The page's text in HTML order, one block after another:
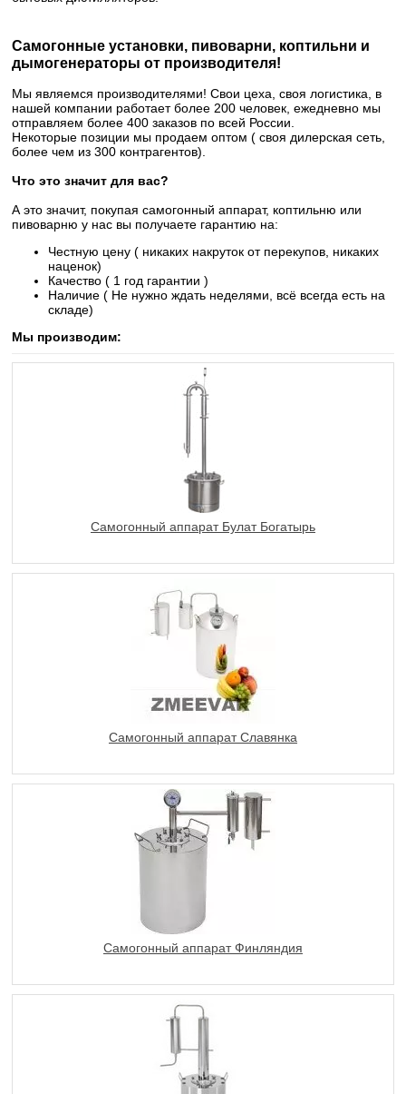
Самогонные установки, пивоварни, коптильни и
дымогенераторы от производителя!
Мы являемся производителями! Свои цеха, своя логистика, в
нашей компании работает более 200 человек, ежедневно мы
отправляем более 400 заказов по всей России.
Некоторые позиции мы продаем оптом ( своя дилерская сеть,
более чем из 300 контрагентов).
Что это значит для вас?
А это значит, покупая самогонный аппарат, коптильню или
пивоварню у нас вы получаете гарантию на:
Честную цену ( никаких накруток от перекупов, никаких
наценок)
Качество ( 1 год гарантии )
Наличие ( Не нужно ждать неделями, всё всегда есть на
складе)
Мы производим:
Самогонный аппарат Булат Богатырь
Самогонный аппарат Славянка
Самогонный аппарат Финляндия